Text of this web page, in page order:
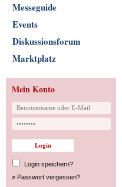
Messeguide
Events
Diskussionsforum
Marktplatz
Mein Konto
Login speichern?
» Passwort vergessen?